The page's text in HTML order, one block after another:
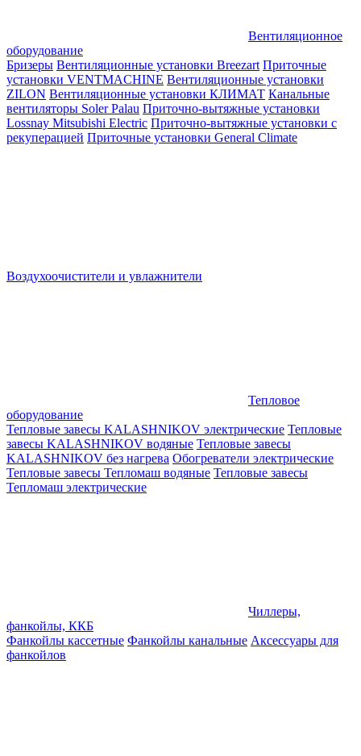
Вентиляционное
оборудование
Бризеры Вентиляционные установки Breezart Приточные
установки VENTMACHINE Вентиляционные установки
ZILON Вентиляционные установки КЛИМАТ Канальные
вентиляторы Soler Palau Приточно-вытяжные установки
Lossnay Mitsubishi Electric Приточно-вытяжные установки с
рекуперацией Приточные установки General Climate
Воздухоочистители и увлажнители
Тепловое
оборудование
Тепловые завесы KALASHNIKOV электрические Тепловые
завесы KALASHNIKOV водяные Тепловые завесы
KALASHNIKOV без нагрева Обогреватели электрические
Тепловые завесы Тепломаш водяные Тепловые завесы
Тепломаш электрические
Чиллеры,
фанкойлы, ККБ
Фанкойлы кассетные Фанкойлы канальные Аксессуары для
фанкойлов